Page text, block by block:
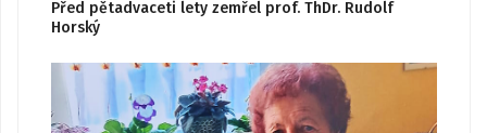
Před pětadvaceti lety zemřel prof. ThDr. Rudolf
Horský